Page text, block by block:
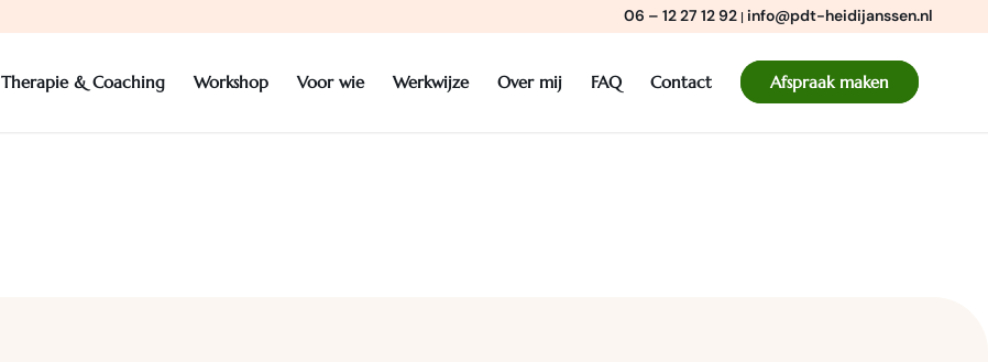
06 – 12 27 12 92 | info@pdt-heidijanssen.nl
Therapie & Coaching Workshop Voor wie Werkwijze Over mij FAQ Contact Afspraak maken